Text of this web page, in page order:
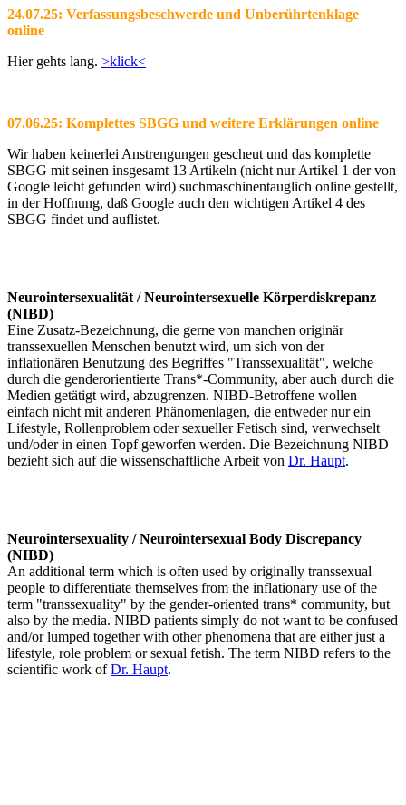
24.07.25: Verfassungsbeschwerde und Unberührtenklage
online
Hier gehts lang. >klick<
07.06.25: Komplettes SBGG und weitere Erklärungen online
Wir haben keinerlei Anstrengungen gescheut und das komplette
SBGG mit seinen insgesamt 13 Artikeln (nicht nur Artikel 1 der von
Google leicht gefunden wird) suchmaschinentauglich online gestellt,
in der Hoffnung, daß Google auch den wichtigen Artikel 4 des
SBGG findet und auflistet.
Neurointersexualität / Neurointersexuelle Körperdiskrepanz
(NIBD)
Eine Zusatz-Bezeichnung, die gerne von manchen originär
transsexuellen Menschen benutzt wird, um sich von der
inflationären Benutzung des Begriffes "Transsexualität", welche
durch die genderorientierte Trans*-Community, aber auch durch die
Medien getätigt wird, abzugrenzen. NIBD-Betroffene wollen
einfach nicht mit anderen Phänomenlagen, die entweder nur ein
Lifestyle, Rollenproblem oder sexueller Fetisch sind, verwechselt
und/oder in einen Topf geworfen werden. Die Bezeichnung NIBD
bezieht sich auf die wissenschaftliche Arbeit von Dr. Haupt.
Neurointersexuality / Neurointersexual Body Discrepancy
(NIBD)
An additional term which is often used by originally transsexual
people to differentiate themselves from the inflationary use of the
term "transsexuality" by the gender-oriented trans* community, but
also by the media. NIBD patients simply do not want to be confused
and/or lumped together with other phenomena that are either just a
lifestyle, role problem or sexual fetish. The term NIBD refers to the
scientific work ofDr. Haupt.